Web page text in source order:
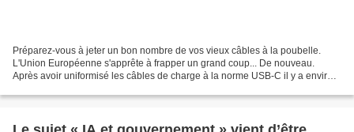
Préparez-vous à jeter un bon nombre de vos vieux câbles à la poubelle.
L'Union Européenne s'apprête à frapper un grand coup... De nouveau.
Après avoir uniformisé les câbles de charge à la norme USB-C il y a environ